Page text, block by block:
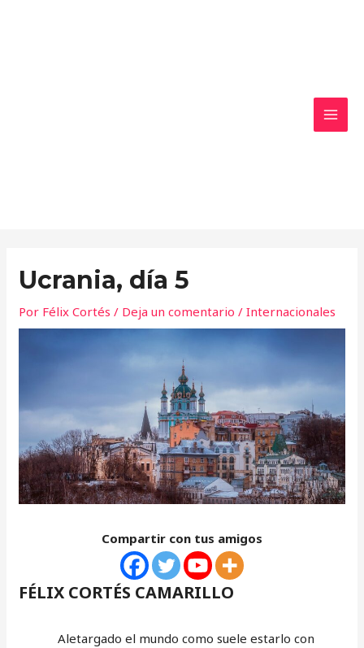
Ucrania, día 5
Por Félix Cortés/ Deja un comentario /Internacionales
Compartir con tus amigos
FÉLIX CORTÉS CAMARILLO
Aletargado el mundo como suele estarlo con